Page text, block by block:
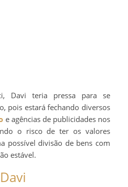
Davi teria pressa para se
pois estará fechando diversos
e agências de publicidades nos
o risco de ter os valores
possível divisão de bens com
estável.